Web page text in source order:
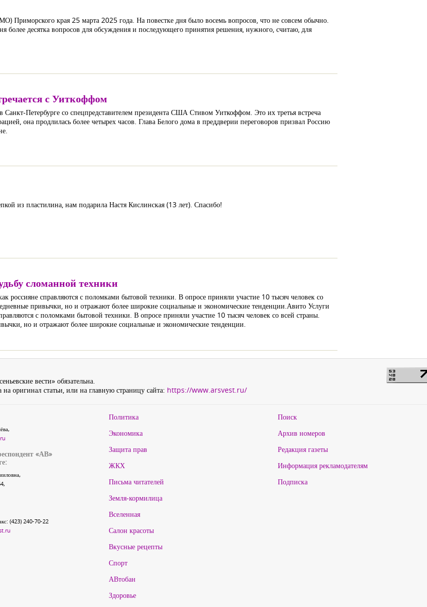
Приморского края 25 марта 2025 года. На повестке дня было восемь вопросов, что не совсем обычно.
десятка вопросов для обсуждения и последующего принятия решения, нужного, считаю, для
с Уиткоффом
Петербурге со спецпредставителем президента США Стивом Уиткоффом. Это их третья встреча
она продлилась более четырех часов. Глава Белого дома в преддверии переговоров призвал Россию
из пластилина, нам подарила Настя Кислинская (13 лет). Спасибо!
сломанной техники
россияне справляются с поломками бытовой техники. В опросе приняли участие 10 тысяч человек со
привычки, но и отражают более широкие социальные и экономические тенденции.Авито Услуги
с поломками бытовой техники. В опросе приняли участие 10 тысяч человек со всей страны.
но и отражают более широкие социальные и экономические тенденции.
вести» обязательна.
оригинал статьи, или на главную страницу сайта: https://www.arsvest.ru/
«АВ»
(423) 240-70-22
Политика
Экономика
Защита прав
ЖКХ
Письма читателей
Земля-кормилица
Вселенная
Салон красоты
Вкусные рецепты
Спорт
АВтобан
Здоровье
Поиск
Архив номеров
Редакция газеты
Информация рекламодателям
Подписка